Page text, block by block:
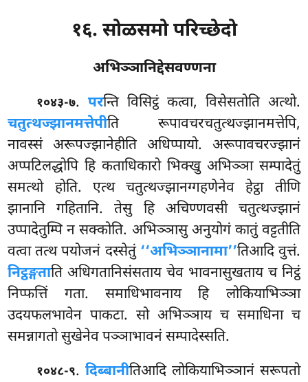
१६. सोळसमो परिच्छेदो
अभिञ्ञानिद्देसवण्णना
१०४३-७. परन्ति विसिट्ठं कत्वा, विसेसतोति अत्थो.
चतुत्थज्झानमत्तेपीति रूपावचरचतुत्थज्झानमत्तेपि,
नावस्सं अरूपज्झानेहीति अधिप्पायो. अरूपावचरज्झानं
अप्पटिलद्धोपि हि कताधिकारो भिक्खु अभिञ्ञा सम्पादेतुं
समत्थो होति. एत्थ चतुत्थज्झानग्गहणेनेव हेट्ठा तीणि
झानानि गहितानि. तेसु हि अचिण्णवसी चतुत्थज्झानं
उप्पादेतुम्पि न सक्कोति. अभिञ्ञासु अनुयोगं कातुं वट्टतीति
वत्वा तत्थ पयोजनं दस्सेतुं ‘‘अभिञ्ञानामा’’तिआदि वुत्तं.
निट्ठङ्गताति अधिगतानिसंसताय चेव भावनासुखताय च निट्ठं
निप्फत्तिं गता. समाधिभावनाय हि लोकियाभिञ्ञा
उदयफलभावेन पाकटा. सो अभिञ्ञाय च समाधिना च
समन्नागतो सुखेनेव पञ्ञाभावनं सम्पादेस्सति.
१०४८-९. दिब्बानीतिआदि लोकियाभिञ्ञानं सरूपतो